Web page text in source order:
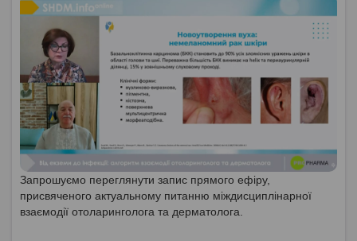
Запрошуємо переглянути запис прямого ефіру,
присвяченого актуальному питанню міждисциплінарної
взаємодії отоларинголога та дерматолога.